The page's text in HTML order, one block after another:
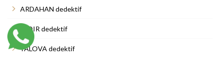
ARDAHAN dedektif
IĞDIR dedektif
YALOVA dedektif